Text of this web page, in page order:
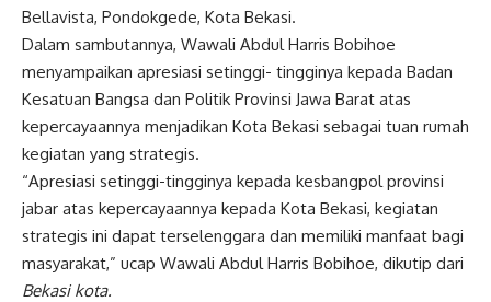
Bellavista, Pondokgede, Kota Bekasi.
Dalam sambutannya, Wawali Abdul Harris Bobihoe
menyampaikan apresiasi setinggi- tingginya kepada Badan
Kesatuan Bangsa dan Politik Provinsi Jawa Barat atas
kepercayaannya menjadikan Kota Bekasi sebagai tuan rumah
kegiatan yang strategis.
“Apresiasi setinggi-tingginya kepada kesbangpol provinsi
jabar atas kepercayaannya kepada Kota Bekasi, kegiatan
strategis ini dapat terselenggara dan memiliki manfaat bagi
masyarakat,” ucap Wawali Abdul Harris Bobihoe, dikutip dari
Bekasi kota.